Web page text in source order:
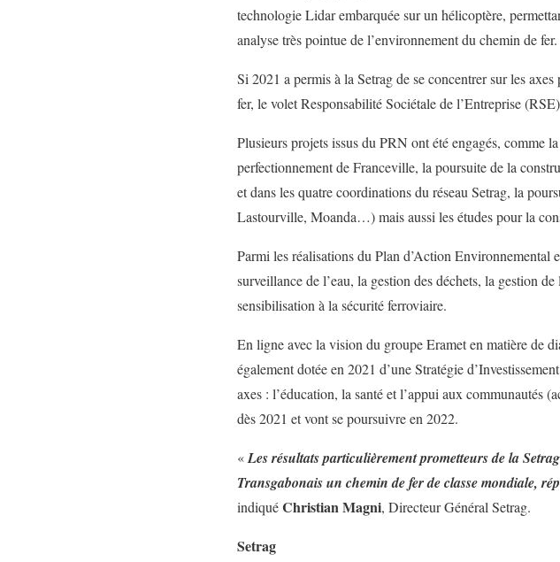
technologie Lidar embarquée sur un hélicoptère,
analyse très pointue de l’environnement du chemin de fer.
Si 2021 a permis à la Setrag de se concentrer sur les
fer, le volet Responsabilité Sociétale de l’Entreprise
Plusieurs projets issus du PRN ont été engagés, comme
perfectionnement de Franceville, la poursuite de la
et dans les quatre coordinations du réseau Setrag, la
Lastourville, Moanda…) mais aussi les études pour la
Parmi les réalisations du Plan d’Action Environnemental
surveillance de l’eau, la gestion des déchets, la gestion
sensibilisation à la sécurité ferroviaire.
En ligne avec la vision du groupe Eramet en matière de
également dotée en 2021 d’une Stratégie
axes : l’éducation, la santé et l’appui aux communautés
dès 2021 et vont se poursuivre en 2022.
«Les résultats particulièrement prometteurs de la
Transgabonais un chemin de fer de classe mondiale,
indiquéChristian Magni, Directeur Général Setrag.
Setrag